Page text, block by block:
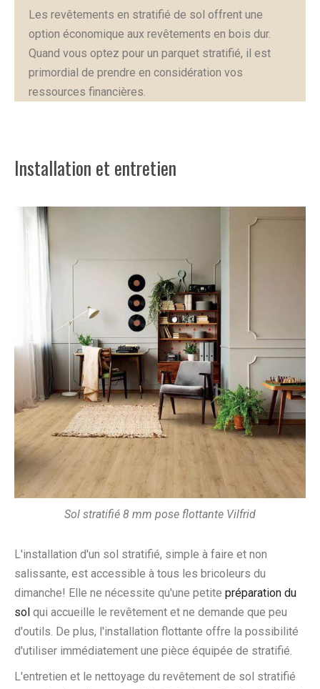
Les revêtements en stratifié de sol offrent une
option économique aux revêtements en bois dur.
Quand vous optez pour un parquet stratifié, il est
primordial de prendre en considération vos
ressources financières.
Installation et entretien
Sol stratifié 8 mm pose flottante Vilfrid
L'installation d'un sol stratifié, simple à faire et non
salissante, est accessible à tous les bricoleurs du
dimanche! Elle ne nécessite qu'une petite préparation du
sol qui accueille le revêtement et ne demande que peu
d'outils. De plus, l'installation flottante offre la possibilité
d'utiliser immédiatement une pièce équipée de stratifié.
L'entretien et le nettoyage du revêtement de sol stratifié